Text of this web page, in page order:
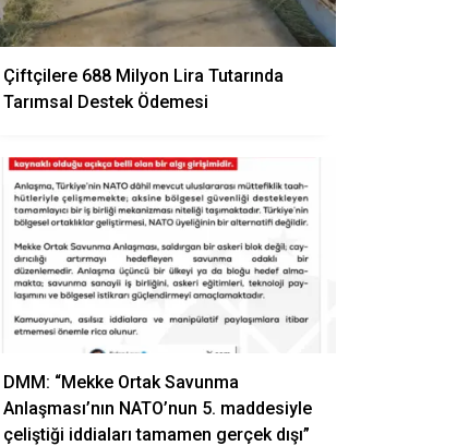
Çiftçilere 688 Milyon Lira Tutarında
Tarımsal Destek Ödemesi
DMM: “Mekke Ortak Savunma
Anlaşması’nın NATO’nun 5. maddesiyle
çeliştiği iddiaları tamamen gerçek dışı”